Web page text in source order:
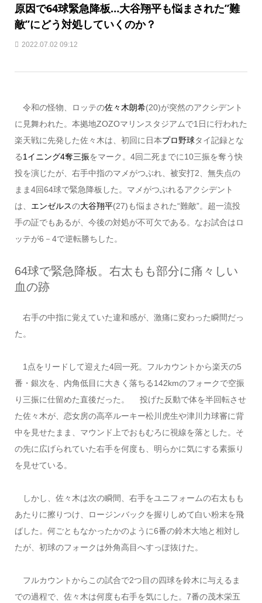
原因で64球緊急降板…大谷翔平も悩まされた”難
敵”にどう対処していくのか？
2022.07.02 09:12
令和の怪物、ロッテの佐々木朗希(20)が突然のアクシデント
に見舞われた。本拠地ZOZOマリンスタジアムで1日に行われた
楽天戦に先発した佐々木は、初回に日本プロ野球タイ記録とな
る1イニング4奪三振をマーク。4回二死までに10三振を奪う快
投を演じたが、右手中指のマメがつぶれ、被安打2、無失点の
まま4回64球で緊急降板した。マメがつぶれるアクシデント
は、 エンゼルスの大谷翔平(27)も悩まされた“難敵”。超一流投
手の証でもあるが、今後の対処が不可欠である。なお試合はロ
ッテが6－4で逆転勝ちした。
64球で緊急降板。右太もも部分に痛々しい
血の跡
右手の中指に覚えていた違和感が、激痛に変わった瞬間だっ
た。
1点をリードして迎えた4回一死。フルカウントから楽天の5
番・銀次を、内角低目に大きく落ちる142kmのフォークで空振
り三振に仕留めた直後だった。 投げた反動で体を半回転させ
た佐々木が、恋女房の高卒ルーキー松川虎生や津川力球審に背
中を見せたまま、マウンド上でおもむろに視線を落とした。そ
の先に広げられていた右手を何度も、明らかに気にする素振り
を見せている。
しかし、佐々木は次の瞬間、右手をユニフォームの右太もも
あたりに擦りつけ、ロージンバックを握りしめて白い粉末を飛
ばした。何ごともなかったかのように6番の鈴木大地と相対し
たが、初球のフォークは外角高目へすっぽ抜けた。
フルカウントからこの試合で2つ目の四球を鈴木に与えるま
での過程で、佐々木は何度も右手を気にした。7番の茂木栄五